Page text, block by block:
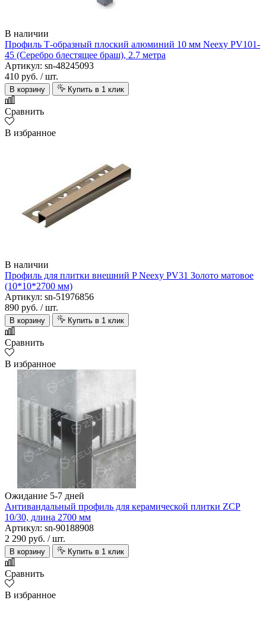
В наличии
Профиль Т-образный плоский алюминий 10 мм Neexy PV101-
45 (Серебро блестящее браш), 2.7 метра
Артикул: sn-48245093
410 руб. / шт.
В корзину Купить в 1 клик
Сравнить
В избранное
В наличии
Профиль для плитки внешний P Neexy PV31 Золото матовое
(10*10*2700 мм)
Артикул: sn-51976856
890 руб. / шт.
В корзину Купить в 1 клик
Сравнить
В избранное
Ожидание 5-7 дней
Антивандальный профиль для керамической плитки ZCP
10/30, длина 2700 мм
Артикул: sn-90188908
2 290 руб. / шт.
В корзину Купить в 1 клик
Сравнить
В избранное